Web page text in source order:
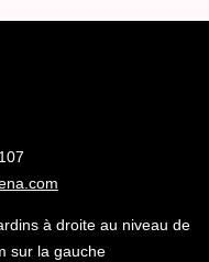
à droite au niveau de
sur la gauche